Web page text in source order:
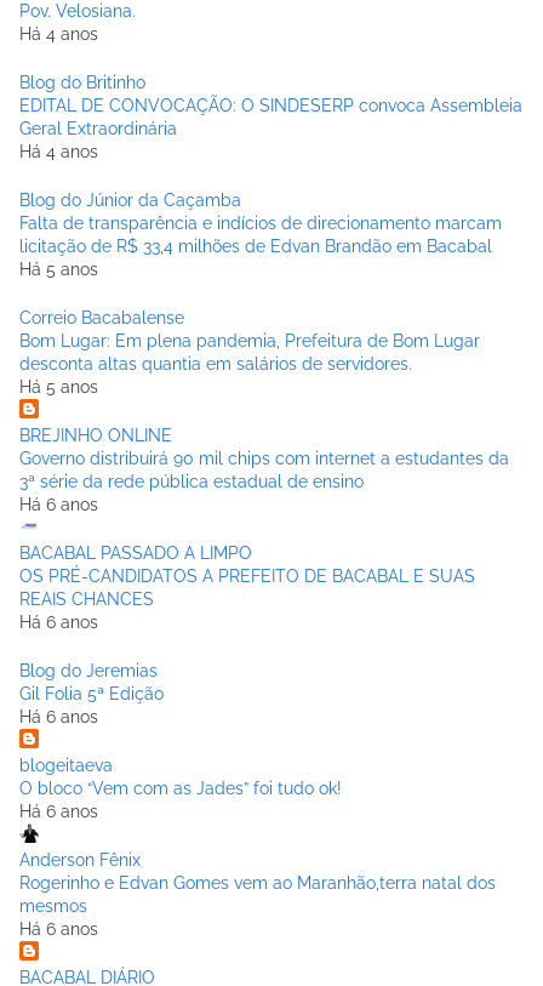
Pov. Velosiana.
Há 4 anos
Blog do Britinho
EDITAL DE CONVOCAÇÃO: O SINDESERP convoca Assembleia
Geral Extraordinária
Há 4 anos
Blog do Júnior da Caçamba
Falta de transparência e indícios de direcionamento marcam
licitação de R$ 33,4 milhões de Edvan Brandão em Bacabal
Há 5 anos
Correio Bacabalense
Bom Lugar: Em plena pandemia, Prefeitura de Bom Lugar
desconta altas quantia em salários de servidores.
Há 5 anos
BREJINHO ONLINE
Governo distribuirá 90 mil chips com internet a estudantes da
3ª série da rede pública estadual de ensino
Há 6 anos
BACABAL PASSADO A LIMPO
OS PRÉ-CANDIDATOS A PREFEITO DE BACABAL E SUAS
REAIS CHANCES
Há 6 anos
Blog do Jeremias
Gil Folia 5ª Edição
Há 6 anos
blogeitaeva
O bloco “Vem com as Jades” foi tudo ok!
Há 6 anos
Anderson Fênix
Rogerinho e Edvan Gomes vem ao Maranhão,terra natal dos
mesmos
Há 6 anos
BACABAL DIÁRIO